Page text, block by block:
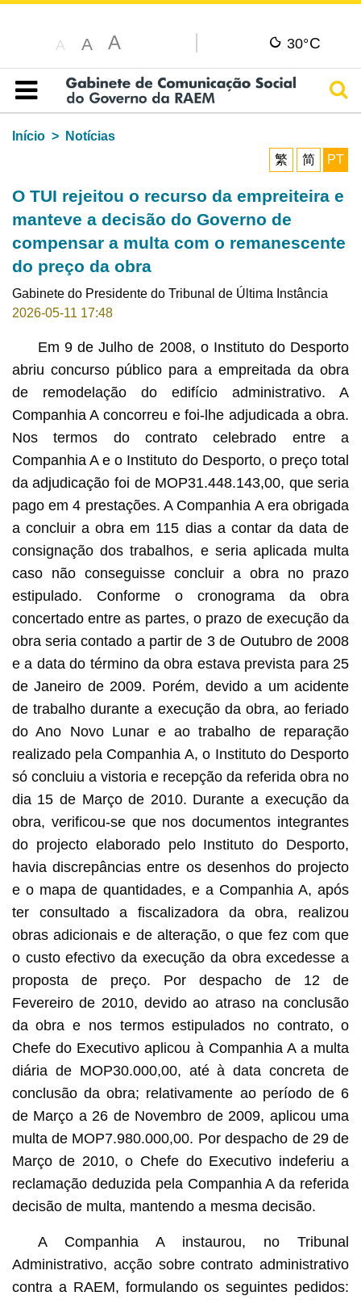
A A A 30°C
Índice
Início
Notícias
繁
简 PT
O TUI rejeitou o recurso da empreiteira e
manteve a decisão do Governo de
compensar a multa com o remanescente
do preço da obra
Gabinete do Presidente do Tribunal de Última Instância
2026-05-11 17:48
Em 9 de Julho de 2008, o Instituto do Desporto
abriu concurso público para a empreitada da obra
de remodelação do edifício administrativo. A
Companhia A concorreu e foi-lhe adjudicada a obra.
Nos termos do contrato celebrado entre a
Companhia A e o Instituto do Desporto, o preço total
da adjudicação foi de MOP31.448.143,00, que seria
pago em 4 prestações. A Companhia A era obrigada
a concluir a obra em 115 dias a contar da data de
consignação dos trabalhos, e seria aplicada multa
caso não conseguisse concluir a obra no prazo
estipulado. Conforme o cronograma da obra
concertado entre as partes, o prazo de execução da
obra seria contado a partir de 3 de Outubro de 2008
e a data do término da obra estava prevista para 25
de Janeiro de 2009. Porém, devido a um acidente
de trabalho durante a execução da obra, ao feriado
do Ano Novo Lunar e ao trabalho de reparação
realizado pela Companhia A, o Instituto do Desporto
só concluiu a vistoria e recepção da referida obra no
dia 15 de Março de 2010. Durante a execução da
obra, verificou-se que nos documentos integrantes
do projecto elaborado pelo Instituto do Desporto,
havia discrepâncias entre os desenhos do projecto
e o mapa de quantidades, e a Companhia A, após
ter consultado a fiscalizadora da obra, realizou
obras adicionais e de alteração, o que fez com que
o custo efectivo da execução da obra excedesse a
proposta de preço. Por despacho de 12 de
Fevereiro de 2010, devido ao atraso na conclusão
da obra e nos termos estipulados no contrato, o
Chefe do Executivo aplicou à Companhia A a multa
diária de MOP30.000,00, até à data concreta de
conclusão da obra; relativamente ao período de 6
de Março a 26 de Novembro de 2009, aplicou uma
multa de MOP7.980.000,00. Por despacho de 29 de
Março de 2010, o Chefe do Executivo indeferiu a
reclamação deduzida pela Companhia A da referida
decisão de multa, mantendo a mesma decisão.
A Companhia A instaurou, no Tribunal
Administrativo, acção sobre contrato administrativo
contra a RAEM, formulando os seguintes pedidos: